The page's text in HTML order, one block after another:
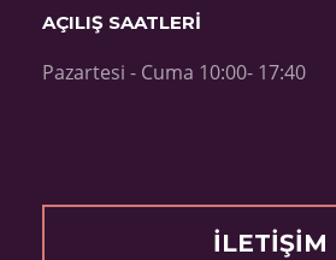
AÇILIŞ SAATLERİ
Pazartesi - Cuma 10:00- 17:40
İLETİŞİM